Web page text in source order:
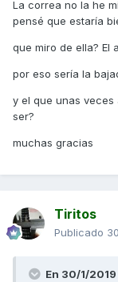
La correa no la he
pensé que estaría
que miro de ella? El
por eso sería la
y el que unas veces
ser?
muchas gracias
Tiritos
Publicado
En 30/1/